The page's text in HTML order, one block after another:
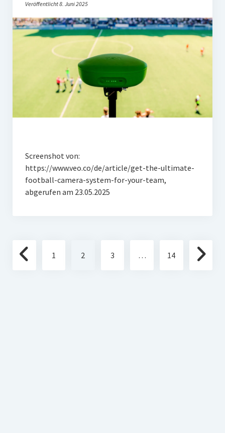
Veröffentlicht 8. Juni 2025
Screenshot von:
https://www.veo.co/de/article/get-the-ultimate-
football-camera-system-for-your-team,
abgerufen am 23.05.2025
Seitennummerierung
1 2 3 … 14